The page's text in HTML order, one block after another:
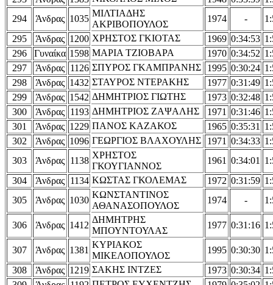
294
Άνδρας 1035
ΜΙΛΤΙΑΔΗΣ
ΑΚΡΙΒΟΠΟΥΛΟΣ
1974 -
295
Άνδρας 1200 ΧΡΗΣΤΟΣ ΓΚΙΟΤΑΣ 1969 0:34:53
296
Γυναίκα 1598 ΜΑΡΙΑ ΤΖΙΟΒΑΡΑ 1970 0:34:52
297
Άνδρας 1126 ΣΠΥΡΟΣ ΓΚΑΜΠΡΑΝΗΣ 1995 0:30:24
298
Άνδρας 1432 ΣΤΑΥΡΟΣ ΝΤΕΡΑΚΗΣ 1977 0:31:49
299
Άνδρας 1542 ΔΗΜΗΤΡΙΟΣ ΓΙΩΤΗΣ 1973 0:32:48
300
Άνδρας 1193 ΔΗΜΗΤΡΙΟΣ ΖAΨAΛHΣ 1971 0:31:46
301
Άνδρας 1229 ΠΑΝΟΣ ΚΑΖΑΚΟΣ 1965 0:35:31
302
Άνδρας 1096 ΓΕΩΡΓΙΟΣ ΒΛΑΧΟΥΛΗΣ 1971 0:34:33
303
Άνδρας 1138
ΧΡΗΣΤΟΣ
ΓΚΟΥΓΙΑΝΝΟΣ
1961 0:34:01
304
Άνδρας 1134 ΚΩΣΤΑΣ ΓΚΟΛΕΜΑΣ 1972 0:31:59
305
Άνδρας 1030
ΚΩΝΣΤΑΝΤΙΝΟΣ
ΑΘΑΝΑΣΟΠΟΥΛΟΣ
1974 -
306 Άνδρας 1412
ΔΗΜΗΤΡΗΣ
ΜΠΟΥΝΤΟΥΛΑΣ
1977 0:31:16
307 Άνδρας 1381
ΚΥΡΙΑΚΟΣ
ΜΙΚΕΛΟΠΟΥΛΟΣ
1995 0:30:30
308
Άνδρας 1219 ΣΑΚΗΣ ΙΝΤΖΕΣ 1973 0:30:34